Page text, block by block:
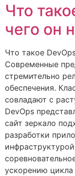
Что
чего он
Что такое
Современные
стремительно
обеспечения.
совладают с
DevOps
сайт зеркало
разработки
ускорению цикла